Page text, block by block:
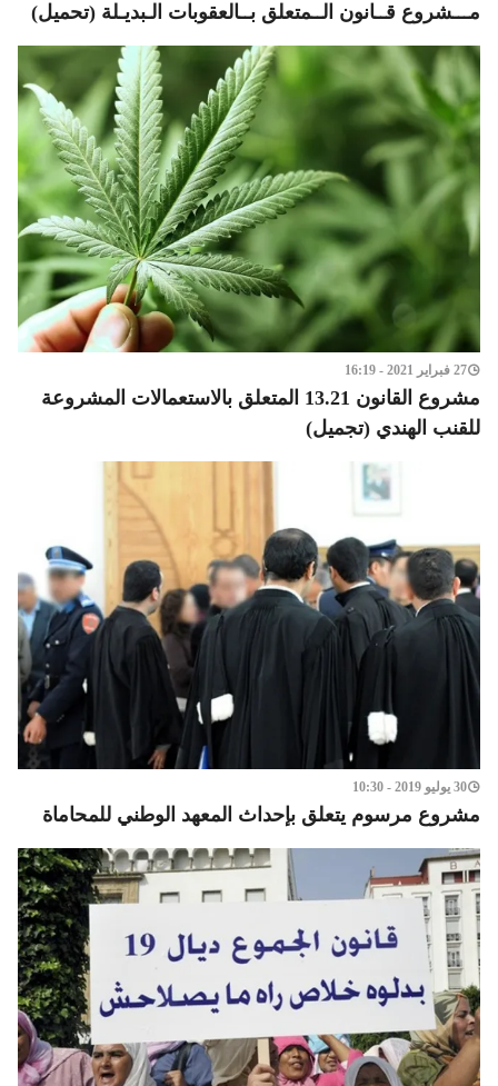
مـــشروع قــانون الــمتعلق بــالعقوبات الـبديـلة (تحميل)
27 فبراير 2021 - 16:19
مشروع القانون 13.21 المتعلق بالاستعمالات المشروعة
للقنب الهندي (تجميل)
30 يوليو 2019 - 10:30
مشروع مرسوم يتعلق بإحداث المعهد الوطني للمحاماة